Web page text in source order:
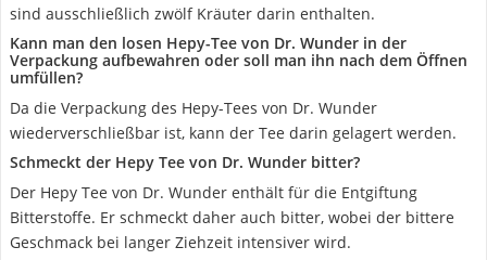
sind ausschließlich zwölf Kräuter darin enthalten.
Kann man den losen Hepy-Tee von Dr. Wunder in der
Verpackung aufbewahren oder soll man ihn nach dem Öffnen
umfüllen?
Da die Verpackung des Hepy-Tees von Dr. Wunder
wiederverschließbar ist, kann der Tee darin gelagert werden.
Schmeckt der Hepy Tee von Dr. Wunder bitter?
Der Hepy Tee von Dr. Wunder enthält für die Entgiftung
Bitterstoffe. Er schmeckt daher auch bitter, wobei der bittere
Geschmack bei langer Ziehzeit intensiver wird.